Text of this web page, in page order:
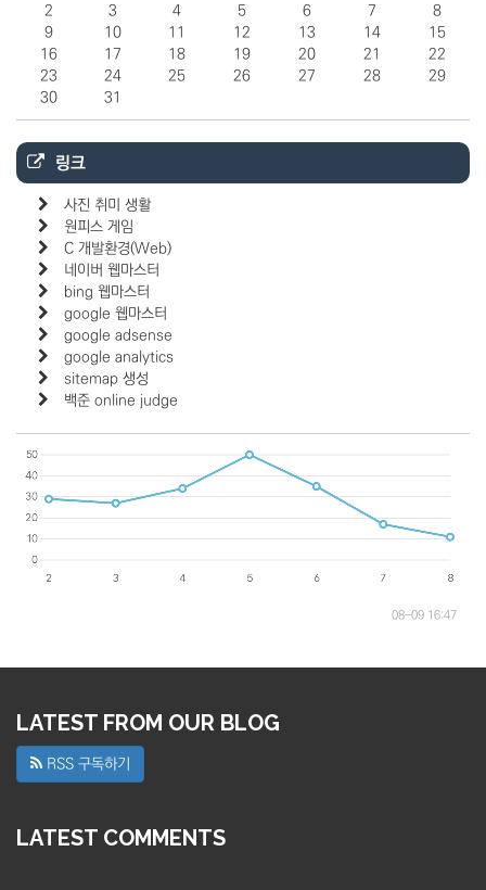
2
3 4 5 6 7
8
9
10 11 12 13 14
15
16
17 18 19 20 21
22
23
24 25 26 27 28
29
30
31
링크
사진 취미 생활
원피스 게임
C 개발환경(Web)
네이버 웹마스터
bing 웹마스터
google 웹마스터
google adsense
google analytics
sitemap 생성
백준 online judge
08-09 16:47
LATEST FROM OUR BLOG
RSS 구독하기
LATEST COMMENTS